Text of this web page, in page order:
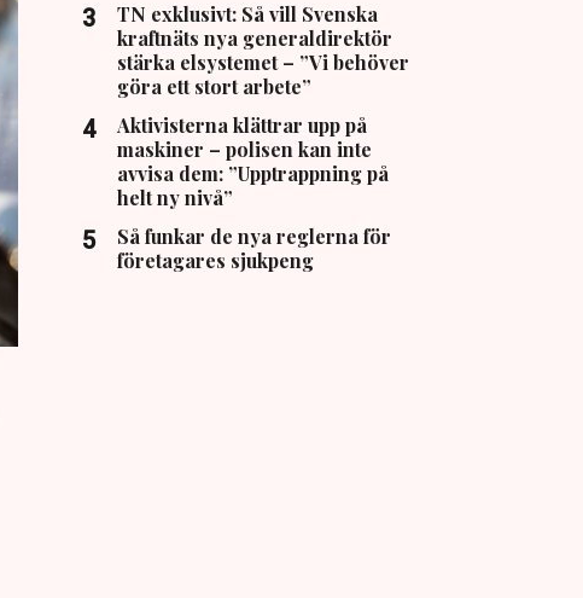
TN exklusivt: Så vill Svenska
kraftnäts nya generaldirektör
stärka elsystemet – ”Vi behöver
göra ett stort arbete”
Aktivisterna klättrar upp på
maskiner – polisen kan inte
avvisa dem: ”Upptrappning på
helt ny nivå”
Så funkar de nya reglerna för
företagares sjukpeng